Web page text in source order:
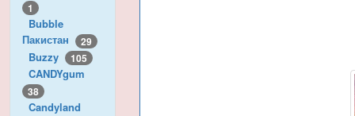
1
Bubble
Пакистан
29
Buzzy 105
CANDYgum
38
Candyland